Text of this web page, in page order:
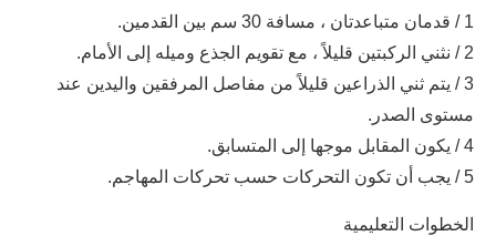
3 / يتم ثني الذراعين قليلاً من مفاصل المرفقين واليدين عند
مستوى الصدر.
الخطوات التعليمية